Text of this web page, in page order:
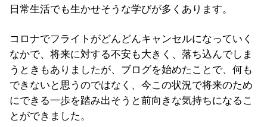
日常生活でも生かせそうな学びが多くあります。
コロナでフライトがどんどんキャンセルになっていく
なかで、将来に対する不安も大きく、落ち込んでしま
うときもありましたが、ブログを始めたことで、何も
できないと思うのではなく、今この状況で将来のため
にできる一歩を踏み出そうと前向きな気持ちになるこ
とができました。